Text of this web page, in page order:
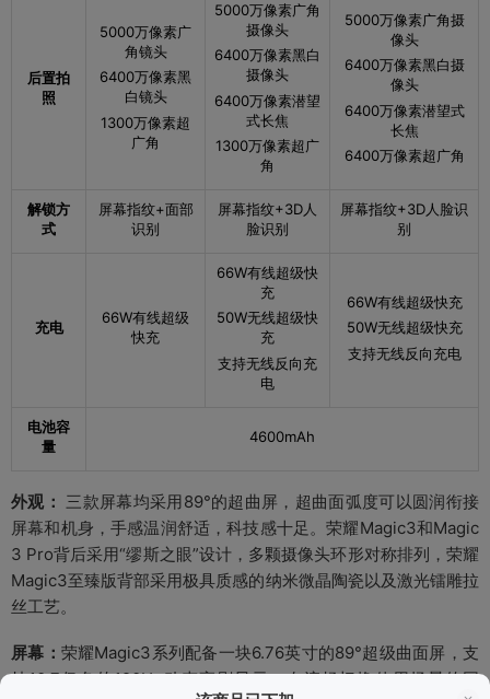
6400万像素+5000万像素+1300万像素
前置摄像头像
素
1300万像素
1组LED补光灯
拍摄特色
后置摄像头：电影模式、多镜录像、AI摄影、高像
素模式、延时摄影、广角、大光圈、夜景模式、超
级微距、人像模式(含美肤)、专业模式、慢动作、
全景、滤镜、水印、笑脸抓拍、声控拍照、定时拍
拍镜像、声控拍照、定时拍摄、手势拍照
后置摄像头：最大支持4K（3840×2160）视频录
制，支持EIS视频防抖；前置摄像头：最大支持4K
（3840 × 2160）视频录制，支持EIS防抖
数码相机感光
数码相机功能 支持
传感器
指纹识别
电子罗盘 支持
后置拍
照
5000万像素广
角镜头
6400万像素黑
白镜头
1300万像素超
广角
5000万像素广角
摄像头
6400万像素黑白
摄像头
6400万像素潜望
式长焦
1300万像素超广
角
5000万像素广角摄
像头
6400万像素黑白摄
像头
6400万像素潜望式
长焦
6400万像素超广角
解锁方
式
屏幕指纹+面部
识别
屏幕指纹+3D人
脸识别
屏幕指纹+3D人脸识
别
充电
66W有线超级
快充
66W有线超级快
充
50W无线超级快
充
支持无线反向充
电
66W有线超级快充
50W无线超级快充
支持无线反向充电
电池容
量
4600mAh
外观： 三款屏幕均采用89°的超曲屏，超曲面弧度可以圆润衔接
屏幕和机身，手感温润舒适，科技感十足。荣耀Magic3和Magic
3 Pro背后采用“缪斯之眼”设计，多颗摄像头环形对称排列，荣耀
Magic3至臻版背部采用极具质感的纳米微晶陶瓷以及激光镭雕拉
丝工艺。
屏幕： 荣耀Magic3系列配备一块6.76英寸的89°超级曲面屏，支
持10.7亿色的120Hz动态高刷显示，在流畅切换使用场景的同